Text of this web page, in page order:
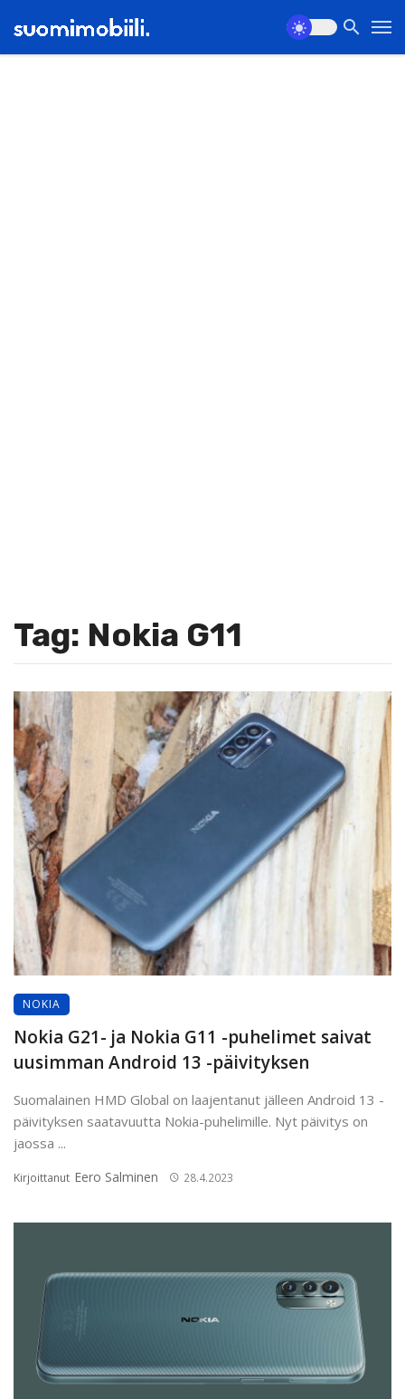
Tag: Nokia G11
NOKIA
Nokia G21- ja Nokia G11 -puhelimet saivat
uusimman Android 13 -päivityksen
Suomalainen HMD Global on laajentanut jälleen Android 13 -
päivityksen saatavuutta Nokia-puhelimille. Nyt päivitys on
jaossa ...
Kirjoittanut Eero Salminen 28.4.2023